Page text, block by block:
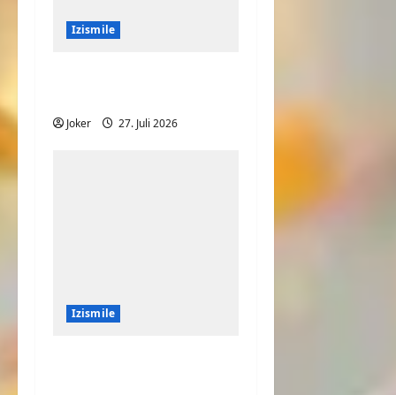
Izismile
Joker 27. Juli 2026
Izismile